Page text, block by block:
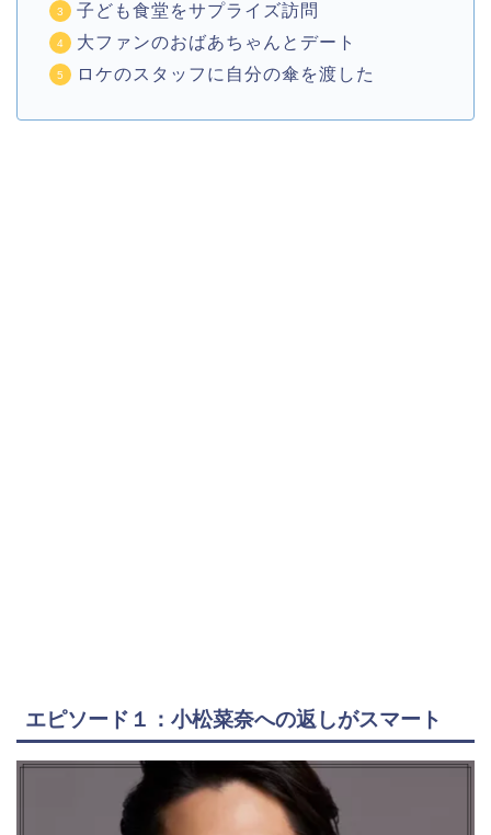
子ども食堂をサプライズ訪問
大ファンのおばあちゃんとデート
ロケのスタッフに自分の傘を渡した
エピソード１：小松菜奈への返しがスマート